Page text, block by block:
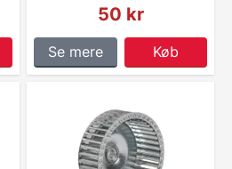
50 kr
Se mere Køb